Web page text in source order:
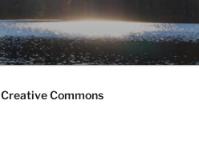
Creative Commons